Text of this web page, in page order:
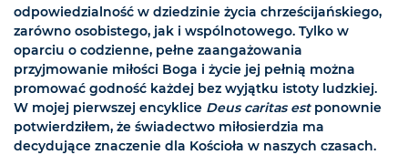
odpowiedzialność w dziedzinie życia chrześcijańskiego,
zarówno osobistego, jak i wspólnotowego. Tylko w
oparciu o codzienne, pełne zaangażowania
przyjmowanie miłości Boga i życie jej pełnią można
promować godność każdej bez wyjątku istoty ludzkiej.
W mojej pierwszej encyklice Deus caritas est ponownie
potwierdziłem, że świadectwo miłosierdzia ma
decydujące znaczenie dla Kościoła w naszych czasach.